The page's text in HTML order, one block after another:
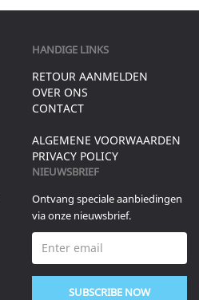
HANDIGE LINKS
RETOUR AANMELDEN
OVER ONS
CONTACT
ALGEMENE VOORWAARDEN
PRIVACY POLICY
NIEUWSBRIEF
Ontvang speciale aanbiedingen
via onze nieuwsbrief.
SUBSCRIBE NOW